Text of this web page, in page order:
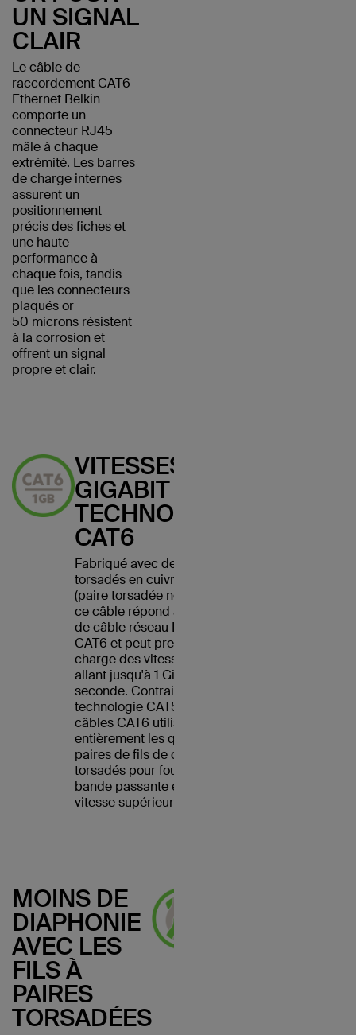
UN SIGNAL
CLAIR
Le câble de
raccordement CAT6
Ethernet Belkin
comporte un
connecteur RJ45
mâle à chaque
extrémité. Les barres
de charge internes
assurent un
positionnement
précis des fiches et
une haute
performance à
chaque fois, tandis
que les connecteurs
plaqués or
50 microns résistent
à la corrosion et
offrent un signal
propre et clair.
VITESSES
GIGABIT AVEC
TECHNOLOGIE
CAT6
Fabriqué avec des fils
torsadés en cuivre UTP
(paire torsadée non blindée),
ce câble répond à la norme
de câble réseau Ethernet
CAT6 et peut prendre en
charge des vitesses Ethernet
allant jusqu'à 1 Gigabit par
seconde. Contrairement à la
technologie CAT5, les
câbles CAT6 utilisent
entièrement les quatre
paires de fils de cuivre
torsadés pour fournir une
bande passante et une
vitesse supérieures.
MOINS DE
DIAPHONIE
AVEC LES
FILS À
PAIRES
TORSADÉES